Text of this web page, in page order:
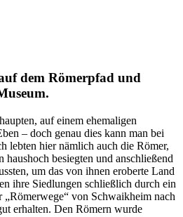
dem Römerpfad und
auf einem ehemaligen
– doch genau dies kann man bei
lebten hier nämlich auch die Römer,
haushoch besiegten und anschließend
um das von ihnen eroberte Land
ihre Siedlungen schließlich durch ein
„Römerwege“ von Schwaikheim nach
erhalten. Den Römern wurde